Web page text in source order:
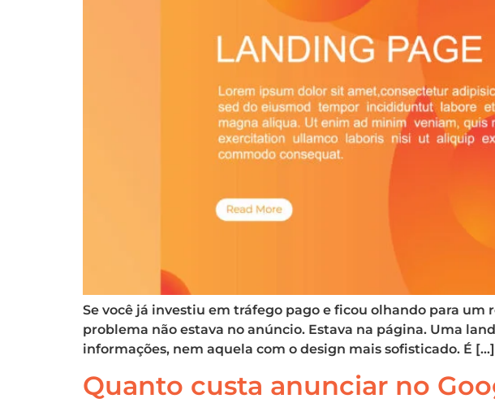
Se você já investiu em tráfego pago e ficou olhando para
problema não estava no anúncio. Estava na página. Uma
informações, nem aquela com o design mais sofisticado. É […]
Quanto custa anunciar no